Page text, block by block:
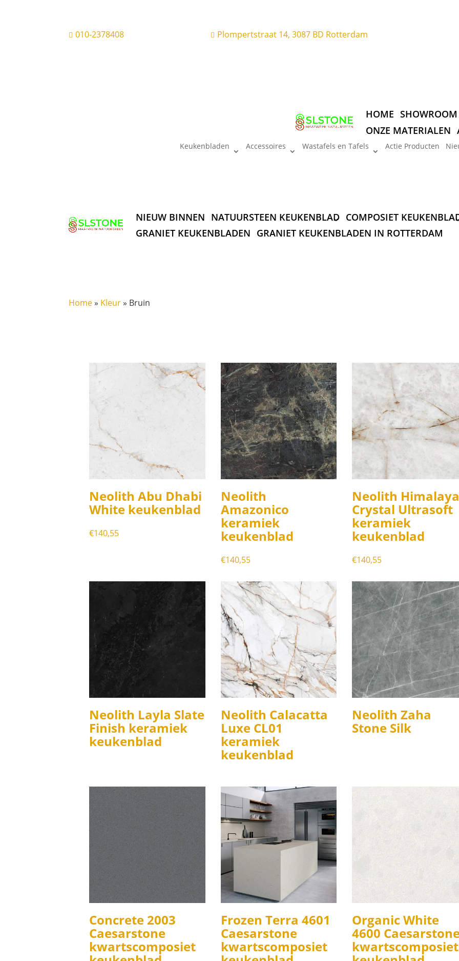
 010-2378408  Plompertstraat 14, 3087 BD Rotterdam
HOME SHOWROOM
ONZE MATERIALEN
Keukenbladen Accessoires Wastafels en Tafels Actie Producten
NIEUW BINNEN NATUURSTEEN KEUKENBLAD COMPOSIET
GRANIET KEUKENBLADEN GRANIET KEUKENBLADEN IN ROTTERDAM
Home» Kleur» Bruin
Neolith Abu Dhabi
White keukenblad
€140,55
Neolith
Amazonico
keramiek
keukenblad
€140,55
Neolith Himalaya
Crystal Ultrasoft
keramiek
keukenblad
€140,55
Neolith Layla Slate
Finish keramiek
keukenblad
Neolith Calacatta
Luxe CL01
keramiek
keukenblad
Neolith Zaha
Stone Silk
Concrete 2003
Caesarstone
kwartscomposiet
Frozen Terra 4601
Caesarstone
kwartscomposiet
Organic White
4600
kwartscomposiet